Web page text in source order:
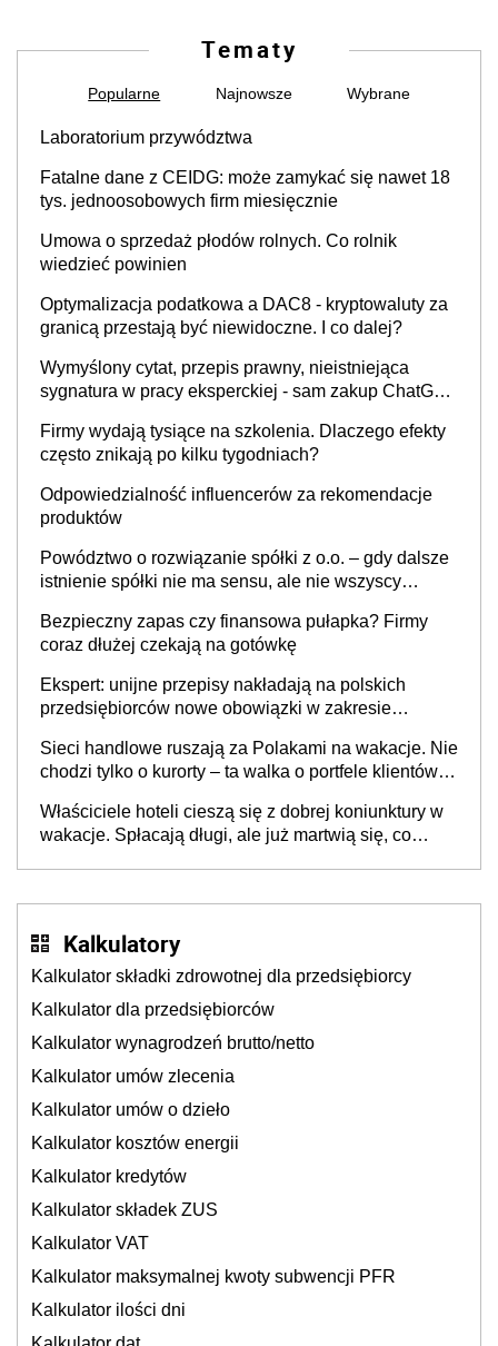
Tematy
Popularne Najnowsze Wybrane
Laboratorium przywództwa
Fatalne dane z CEIDG: może zamykać się nawet 18
tys. jednoosobowych firm miesięcznie
Umowa o sprzedaż płodów rolnych. Co rolnik
wiedzieć powinien
Optymalizacja podatkowa a DAC8 - kryptowaluty za
granicą przestają być niewidoczne. I co dalej?
Wymyślony cytat, przepis prawny, nieistniejąca
sygnatura w pracy eksperckiej - sam zakup ChatGPT
Firmy wydają tysiące na szkolenia. Dlaczego efekty
często znikają po kilku tygodniach?
Odpowiedzialność influencerów za rekomendacje
produktów
Powództwo o rozwiązanie spółki z o.o. – gdy dalsze
istnienie spółki nie ma sensu, ale nie wszyscy
Bezpieczny zapas czy finansowa pułapka? Firmy
coraz dłużej czekają na gotówkę
Ekspert: unijne przepisy nakładają na polskich
przedsiębiorców nowe obowiązki w zakresie
Sieci handlowe ruszają za Polakami na wakacje. Nie
chodzi tylko o kurorty – ta walka o portfele klientów
cichu
Właściciele hoteli cieszą się z dobrej koniunktury w
wakacje. Spłacają długi, ale już martwią się, co
Kalkulatory
Kalkulator składki zdrowotnej dla przedsiębiorcy
Kalkulator dla przedsiębiorców
Kalkulator wynagrodzeń brutto/netto
Kalkulator umów zlecenia
Kalkulator umów o dzieło
Kalkulator kosztów energii
Kalkulator kredytów
Kalkulator składek ZUS
Kalkulator VAT
Kalkulator maksymalnej kwoty subwencji PFR
Kalkulator ilości dni